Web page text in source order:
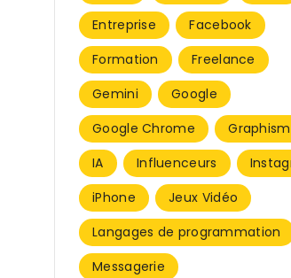
Entreprise
Facebook
Formation
Freelance
Gemini
Google
Google Chrome
IA
Influenceurs
iPhone
Jeux Vidéo
Langages de programmation
Messagerie